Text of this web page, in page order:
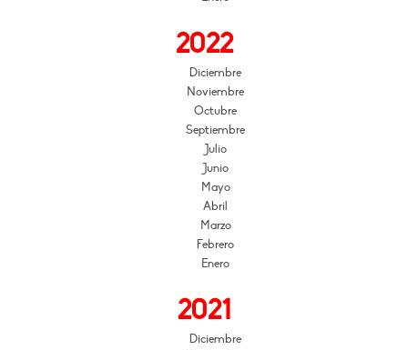
2022
Diciembre
Noviembre
Octubre
Septiembre
Julio
Junio
Mayo
Abril
Marzo
Febrero
Enero
2021
Diciembre